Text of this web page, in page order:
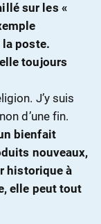
sur les «
la poste.
toujours
J’y suis
d’une fin.
bienfait
nouveaux,
historique à
elle peut tout